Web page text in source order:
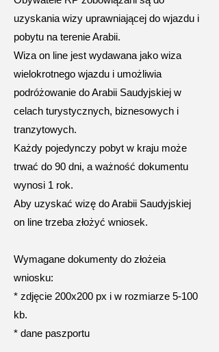
uzyskania wizy uprawniającej do wjazdu i
pobytu na terenie Arabii.
Wiza on line jest wydawana jako wiza
wielokrotnego wjazdu i umożliwia
podróżowanie do Arabii Saudyjskiej w
celach turystycznych, biznesowych i
tranzytowych.
Każdy pojedynczy pobyt w kraju może
trwać do 90 dni, a ważność dokumentu
wynosi 1 rok.
Aby uzyskać wizę do Arabii Saudyjskiej
on line trzeba złożyć wniosek.
Wymagane dokumenty do złożeia
wniosku:
* zdjęcie 200x200 px i w rozmiarze 5-100
kb.
* dane paszportu